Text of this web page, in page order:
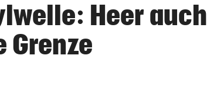
Heer auch
Grenze